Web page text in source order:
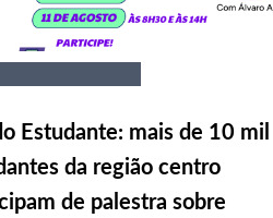
Estudante: mais de 10 mil
da região centro
de palestra sobre